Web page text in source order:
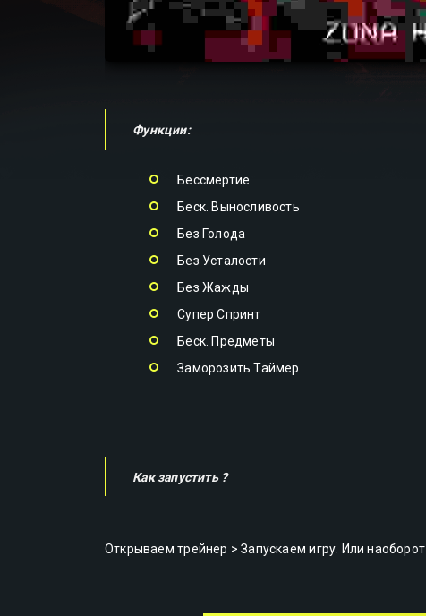
Функции:
Бессмертие
Беск. Выносливость
Без Голода
Без Усталости
Без Жажды
Супер Спринт
Беск. Предметы
Заморозить Таймер
Как запустить ?
Открываем трейнер > Запускаем игру. Или наоборот